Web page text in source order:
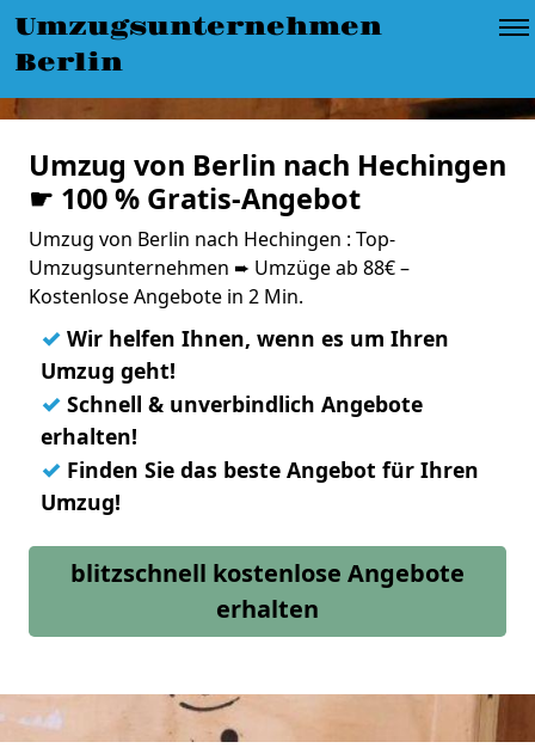
Umzugsunternehmen
Berlin
Umzug von Berlin nach Hechingen
☛ 100 % Gratis-Angebot
Umzug von Berlin nach Hechingen : Top-
Umzugsunternehmen ➨ Umzüge ab 88€ –
Kostenlose Angebote in 2 Min.
✓ Wir helfen Ihnen, wenn es um Ihren
Umzug geht!
✓ Schnell & unverbindlich Angebote
erhalten!
✓ Finden Sie das beste Angebot für Ihren
Umzug!
blitzschnell kostenlose Angebote
erhalten